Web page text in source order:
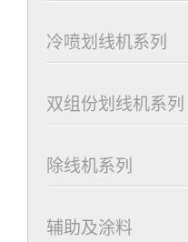
冷喷划线机系列
双组份划线机系列
除线机系列
辅助及涂料